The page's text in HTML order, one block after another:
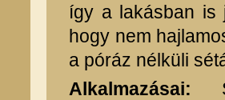
így a lakásban is
hogy nem
a póráz nélküli
Alkalmazásai: